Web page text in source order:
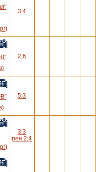
3:4
2:6
5:3
3:3
пен.2:4